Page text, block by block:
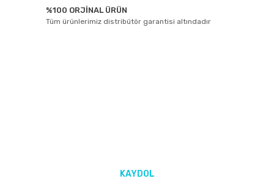
%100 ORJİNAL ÜRÜN
Tüm ürünlerimiz distribütör garantisi altındadır
KAYDOL